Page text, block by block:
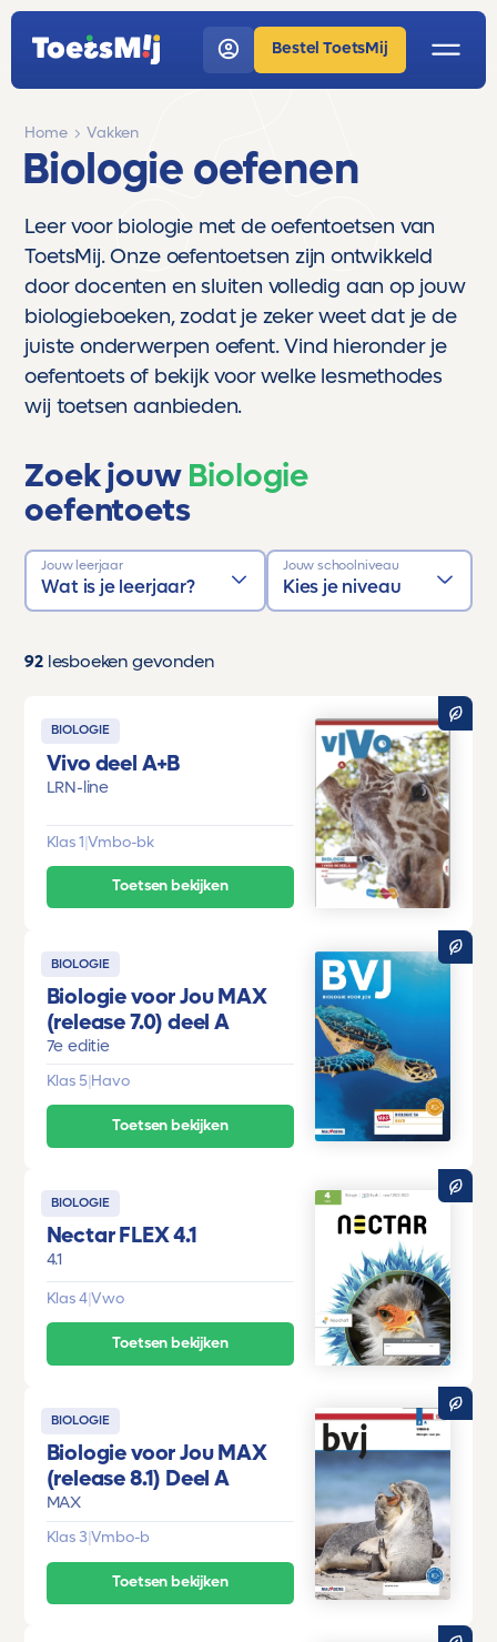
Bestel ToetsMij
Home Vakken
Biologie oefenen
Leer voor biologie met de oefentoetsen van
ToetsMij. Onze oefentoetsen zijn ontwikkeld
door docenten en sluiten volledig aan op jouw
biologieboeken, zodat je zeker weet dat je de
juiste onderwerpen oefent. Vind hieronder je
oefentoets of bekijk voor welke lesmethodes
wij toetsen aanbieden.
Zoek jouwBiologie
oefentoets
Jouw leerjaar
Wat is je leerjaar?
Jouw schoolniveau
Kies je niveau
92 lesboeken gevonden
BIOLOGIE
Vivo deel A+B
LRN-line
Klas 1|Vmbo-bk
Toetsen bekijken
BIOLOGIE
Biologie voor Jou MAX
(release 7.0) deel A
7e editie
Klas 5|Havo
Toetsen bekijken
BIOLOGIE
Nectar FLEX 4.1
4.1
Klas 4|Vwo
Toetsen bekijken
BIOLOGIE
Biologie voor Jou MAX
(release 8.1) Deel A
MAX
Klas 3|Vmbo-b
Toetsen bekijken